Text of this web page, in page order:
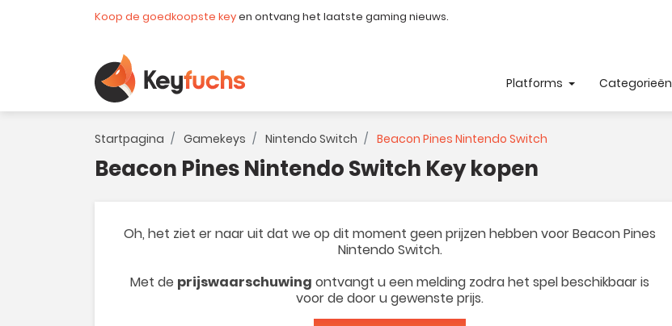
Koop de goedkoopste keyen ontvang het laatste gaming nieuws.
Platforms Categorieën
Startpagina Gamekeys Nintendo Switch Beacon Pines Nintendo Switch
Beacon Pines Nintendo Switch Key kopen
Oh, het ziet er naar uit dat we op dit moment geen prijzen hebben voor Beacon Pines
Nintendo Switch.
Met de prijswaarschuwing ontvangt u een melding zodra het spel beschikbaar is
voor de door u gewenste prijs.